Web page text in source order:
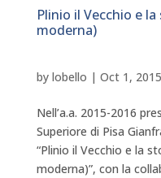
Plinio il Vecchio e
moderna)
by lobello | Oct 1, 2015
Nell’a.a. 2015-2016
Superiore di Pisa
“Plinio il Vecchio e la
moderna)”, con la